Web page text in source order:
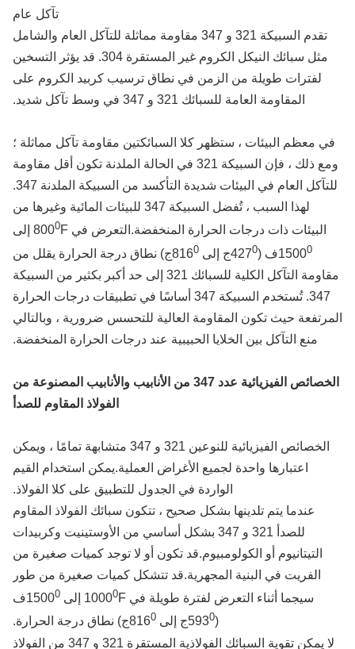
تآكل عام
تقدم السبيكة 321 و 347 مقاومة مماثلة للتآكل العام والشامل
مثل سبائك النيكل الكروم غير المستقرة 304. قد يؤثر التسخين
لفترات طويلة من الزمن في نطاق ترسيب كربيد الكروم على
المقاومة العامة للسبائك 321 و 347 في وسط تآكل شديد.
معظم البيئات ، ستظهر كلا السبائكتين مقاومة تآكل مماثلة ؛
ومع ذلك ، فإن السبيكة 321 في الحالة الملدنة تكون أقل مقاومة
لهذا السبب ، تُفضل السبيكة 347 للبيئات المائية وغيرها من
البيئات ذات درجات الحرارة المنخفضة.التعرض في 800
0
F إلى
1500ف (4270 ج إلى 816
ج) نطاق درجة الحرارة يقلل من
مقاومة التآكل الكلية للسبائك 321 إلى حد أكبر بكثير من السبيكة
347. تُستخدم السبيكة 347 أساسًا في تطبيقات درجات الحرارة
حيث تكون المقاومة العالية للتحسس ضرورية ، وبالتالي
منع التآكل بين الخلايا الحبيبية عند درجات الحرارة المنخفضة.
الفيزيائية
عدد 347 من الأنابيب والأنابيب المصنوعة من
الفولاذ المقاوم للصدأ
الخصائص الفيزيائية للنوعين 321 و 347 متشابهة تمامًا ، ويمكن
اعتبارها واحدة لجميع الأغراض العملية.يمكن استخدام القيم
الواردة في الجدول للتطبيق على كلا الفولاذ.
عندما يتم تلدينها بشكل صحيح ، تتكون سبائك الفولاذ المقاوم
للصدأ 321 و 347 بشكل أساسي من الأوستينيت وكربيدات
التيتانيوم أو الكولومبيوم.قد تكون أو لا توجد كميات صغيرة من
الفريت في البنية المجهرية.قد تتشكل كميات صغيرة من طور
سيجما أثناء التعرض لفترة طويلة في 1000
0F إلى 1500 0
ف
ج إلى 8160
ج) نطاق درجة الحرارة.
لا يمكن تقوية السبائك الفولاذية المستقرة 321 و 347 من الفولاذ